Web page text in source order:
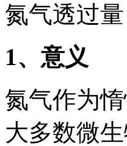
氮气透过量
1、意义
氮气作为
大多数微